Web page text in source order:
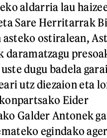
aldarria lau
Sare Herritarrak
ostiralean,
daramatzagu
dugu badela
utz diezaion eta
Eider
Galder Antonek
egindako